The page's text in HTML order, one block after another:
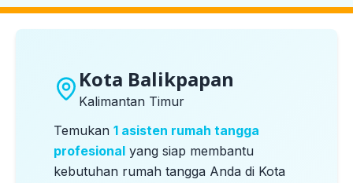
Kota Balikpapan
Kalimantan Timur
Temukan 1 asisten rumah tangga
profesional yang siap membantu
kebutuhan rumah tangga Anda di Kota